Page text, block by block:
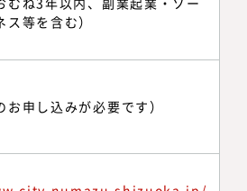
等を含む）
お申し込みが必要です）